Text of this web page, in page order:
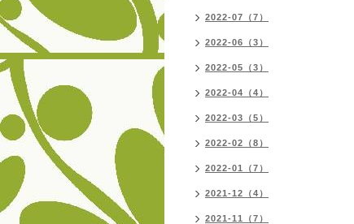
2022-07（7）
2022-06（3）
2022-05（3）
2022-04（4）
2022-03（5）
2022-02（8）
2022-01（7）
2021-12（4）
2021-11（7）